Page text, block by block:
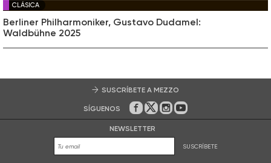
CLÁSICA
Berliner Philharmoniker, Gustavo Dudamel:
Waldbühne 2025
SUSCRÍBETE A MEZZO
SÍGUENOS En Facebook
En Twitter
En Instagram
En Youtube
NEWSLETTER
SUSCRÍBETE